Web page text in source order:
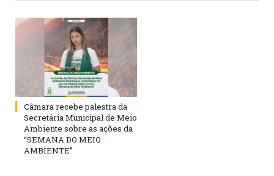
Câmara recebe palestra da
Secretária Municipal de Meio
Ambiente sobre as ações da
“SEMANA DO MEIO
AMBIENTE”